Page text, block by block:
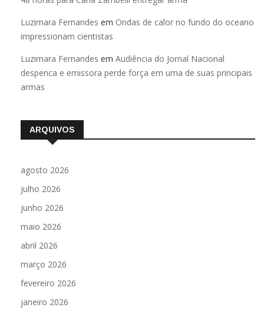
Luzimara Fernandes em Ondas de calor no fundo do oceano
impressionam cientistas
Luzimara Fernandes em Audiência do Jornal Nacional
despenca e emissora perde força em uma de suas principais
armas
ARQUIVOS
agosto 2026
julho 2026
junho 2026
maio 2026
abril 2026
março 2026
fevereiro 2026
janeiro 2026